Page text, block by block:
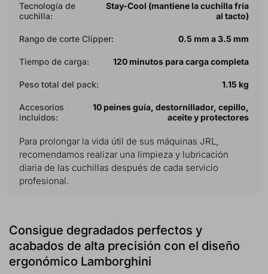
Tecnología de
cuchilla:
Stay-Cool (mantiene la cuchilla fría
al tacto)
Rango de corte Clipper: 0.5 mm a 3.5 mm
Tiempo de carga: 120 minutos para carga completa
Peso total del pack: 1.15 kg
Accesorios
incluidos:
10 peines guía, destornillador, cepillo,
aceite y protectores
Para prolongar la vida útil de sus máquinas JRL,
recomendamos realizar una limpieza y lubricación
diaria de las cuchillas después de cada servicio
profesional.
Consigue degradados perfectos y
acabados de alta precisión con el diseño
ergonómico Lamborghini